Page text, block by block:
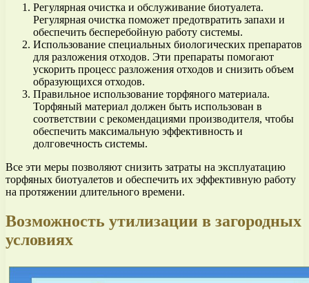
Регулярная очистка и обслуживание биотуалета.
Регулярная очистка поможет предотвратить запахи и
обеспечить бесперебойную работу системы.
Использование специальных биологических препаратов
для разложения отходов. Эти препараты помогают
ускорить процесс разложения отходов и снизить объем
образующихся отходов.
Правильное использование торфяного материала.
Торфяный материал должен быть использован в
соответствии с рекомендациями производителя, чтобы
обеспечить максимальную эффективность и
долговечность системы.
Все эти меры позволяют снизить затраты на эксплуатацию
торфяных биотуалетов и обеспечить их эффективную работу
на протяжении длительного времени.
Возможность утилизации в загородных
условиях